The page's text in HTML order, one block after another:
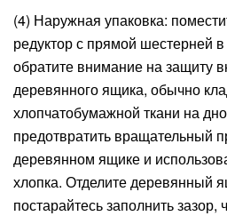
(4) Наружная упаковка:
редуктор с прямой шестерней
обратите внимание на защиту
деревянного ящика, обычно
хлопчатобумажной ткани на
предотвратить вращательный
деревянном ящике и
хлопка. Отделите деревянный
постарайтесь заполнить зазор,